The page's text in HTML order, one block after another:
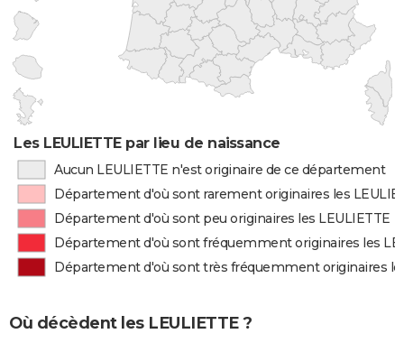
Les LEULIETTE par lieu de naissance
Aucun LEULIETTE n'est originaire de ce département
Département d'où sont rarement originaires les
Département d'où sont peu originaires les LEULIETTE
Département d'où sont fréquemment originaires les
Département d'où sont très fréquemment originaires
Où décèdent les LEULIETTE ?